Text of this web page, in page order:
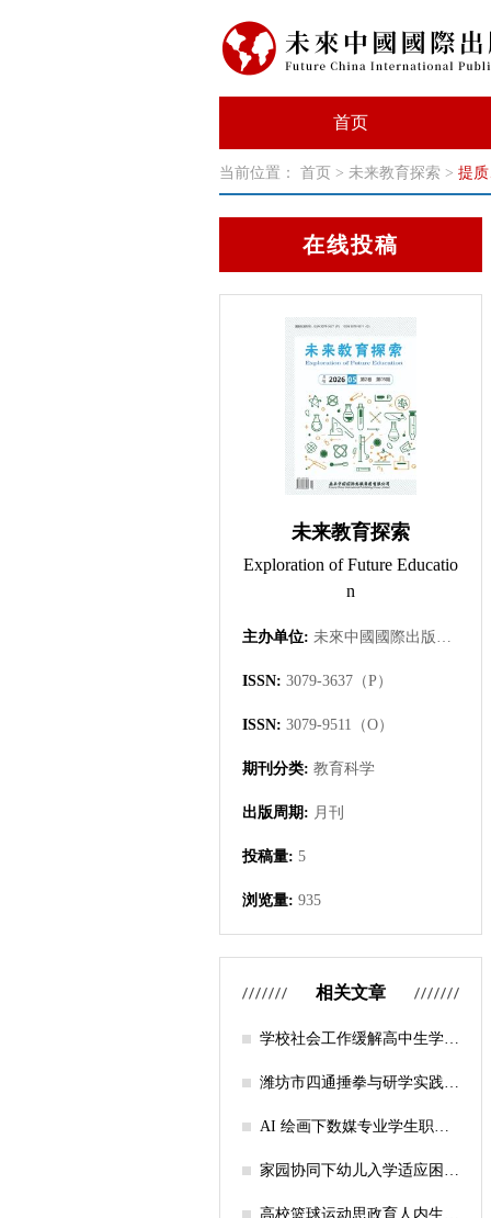
首页
当前位置： 首页 > 未来教育探索 > 提
在线投稿
未来教育探索
Exploration of Future Educatio
n
主办单位: 未來中國國際出版集團有限公司
ISSN: 3079-3637（P）
ISSN: 3079-9511（O）
期刊分类: 教育科学
出版周期: 月刊
投稿量: 5
浏览量: 935
相关文章
学校社会工作缓解高中生学习
课堂”为介入载体
潍坊市四通捶拳与研学实践教
AI 绘画下数媒专业学生职业
家园协同下幼儿入学适应困难
高校篮球运动思政育人内生逻